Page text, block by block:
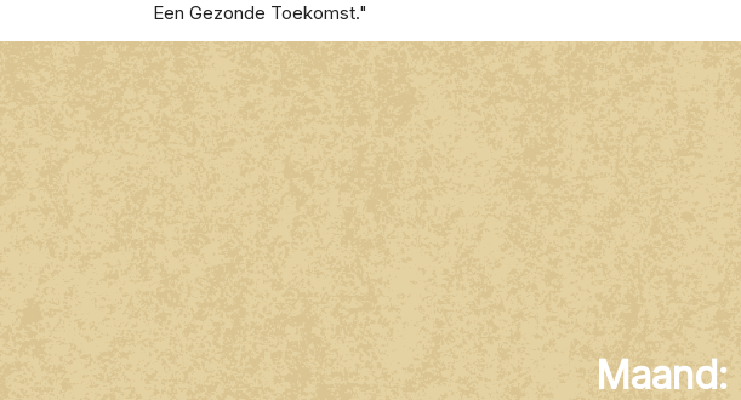
Een Gezonde Toekomst."
Maand: